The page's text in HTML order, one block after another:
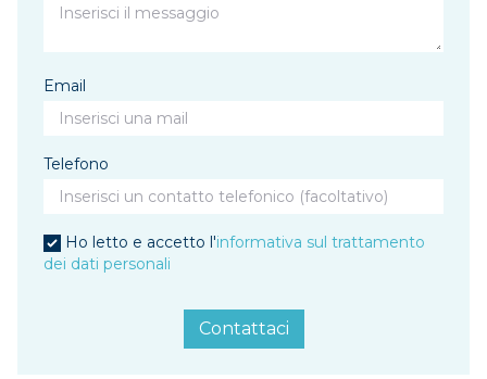
Email
Telefono
Ho letto e accetto l'informativa sul trattamento
dei dati personali
Contattaci